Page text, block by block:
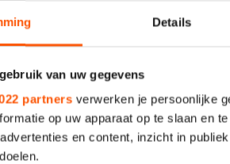
Details
van uw gegevens
partners verwerken je persoonlijke
op uw apparaat op te slaan en
en content, inzicht in